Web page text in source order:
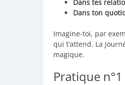
Dans tes
Dans ton
Imagine-toi, par
qui t’attend. La
magique.
Pratique